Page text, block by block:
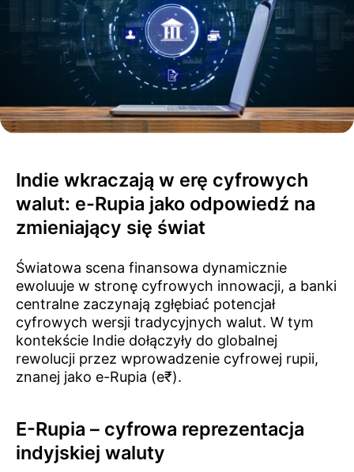
Indie wkraczają w erę cyfrowych
walut: e-Rupia jako odpowiedź na
zmieniający się świat
Światowa scena finansowa dynamicznie
ewoluuje w stronę cyfrowych innowacji, a banki
centralne zaczynają zgłębiać potencjał
cyfrowych wersji tradycyjnych walut. W tym
kontekście Indie dołączyły do globalnej
rewolucji przez wprowadzenie cyfrowej rupii,
znanej jako e-Rupia (e₹).
E-Rupia – cyfrowa reprezentacja
indyjskiej waluty